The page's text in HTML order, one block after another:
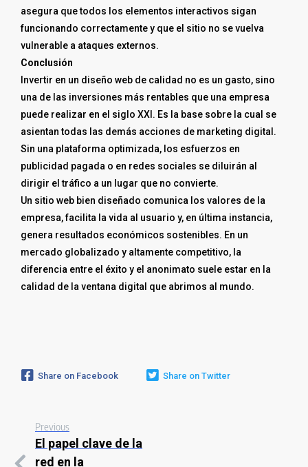
asegura que todos los elementos interactivos sigan
funcionando correctamente y que el sitio no se vuelva
vulnerable a ataques externos.
Conclusión
Invertir en un diseño web de calidad no es un gasto, sino
una de las inversiones más rentables que una empresa
puede realizar en el siglo XXI. Es la base sobre la cual se
asientan todas las demás acciones de marketing digital.
Sin una plataforma optimizada, los esfuerzos en
publicidad pagada o en redes sociales se diluirán al
dirigir el tráfico a un lugar que no convierte.
Un sitio web bien diseñado comunica los valores de la
empresa, facilita la vida al usuario y, en última instancia,
genera resultados económicos sostenibles. En un
mercado globalizado y altamente competitivo, la
diferencia entre el éxito y el anonimato suele estar en la
calidad de la ventana digital que abrimos al mundo.
Share on Facebook Share on Twitter
Previous
El papel clave de la
red en la